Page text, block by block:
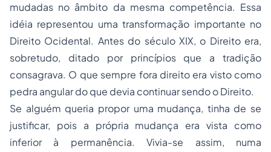
mudadas no âmbito da mesma competência. Essa
idéia representou uma transformação importante no
Direito Ocidental. Antes do século XIX, o Direito era,
sobretudo, ditado por princípios que a tradição
consagrava. O que sempre fora direito era visto como
pedra angular do que devia continuar sendo o Direito.
Se alguém queria propor uma mudança, tinha de se
justificar, pois a própria mudança era vista como
inferior à permanência. Vivia-se assim, numa